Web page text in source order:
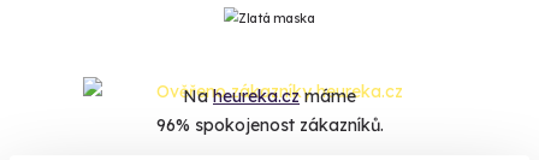
Naheureka.czmáme
96% spokojenost zákazníků.